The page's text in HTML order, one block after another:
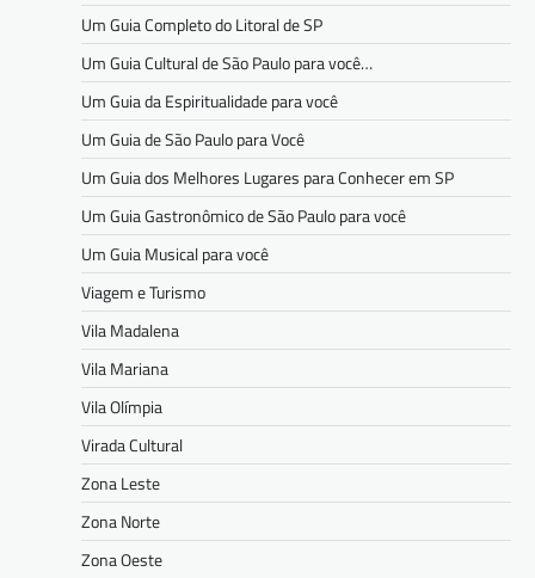
Um Guia Completo do Litoral de SP
Um Guia Cultural de São Paulo para você…
Um Guia da Espiritualidade para você
Um Guia de São Paulo para Você
Um Guia dos Melhores Lugares para Conhecer em SP
Um Guia Gastronômico de São Paulo para você
Um Guia Musical para você
Viagem e Turismo
Vila Madalena
Vila Mariana
Vila Olímpia
Virada Cultural
Zona Leste
Zona Norte
Zona Oeste